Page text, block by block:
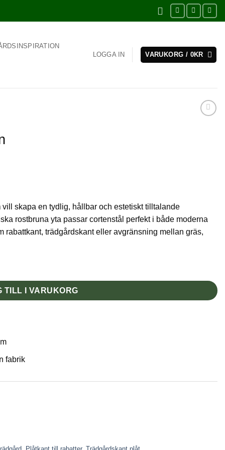
LOGGA IN VARUKORG / 0KR
skapa en tydlig, hållbar och estetiskt tilltalande
rostbruna yta passar cortenstål perfekt i både moderna
rabattkant, trädgårdskant eller avgränsning mellan gräs,
TILL I VARUKORG
fabrik